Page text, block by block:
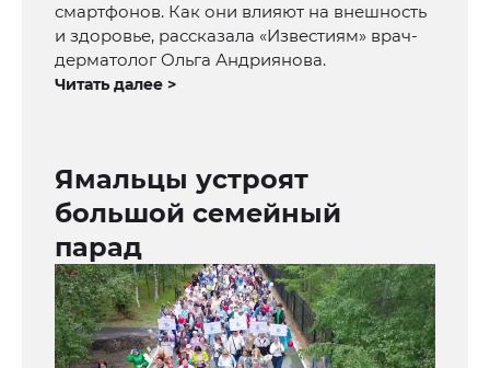
смартфонов. Как они влияют на внешность
и здоровье, рассказала «Известиям» врач-
дерматолог Ольга Андриянова.
Читать далее >
Ямальцы устроят
большой семейный
парад